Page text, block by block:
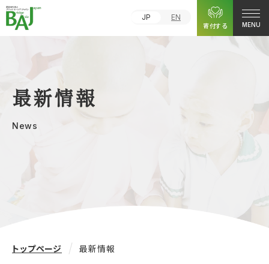
JP
EN
寄付する
MENU
最新情報
News
トップページ 最新情報